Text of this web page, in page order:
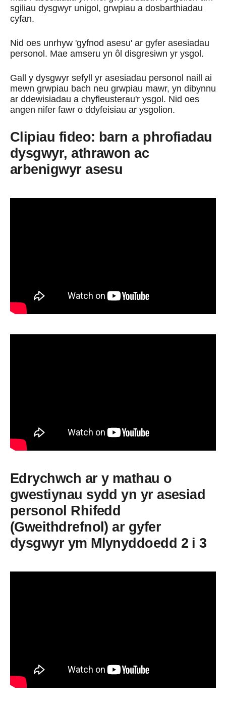
sgiliau dysgwyr unigol, grwpiau a dosbarthiadau
cyfan.
Nid oes unrhyw 'gyfnod asesu' ar gyfer asesiadau
personol. Mae amseru yn ôl disgresiwn yr ysgol.
Gall y dysgwyr sefyll yr asesiadau personol naill ai
mewn grwpiau bach neu grwpiau mawr, yn dibynnu
ar ddewisiadau a chyfleusterau'r ysgol. Nid oes
angen nifer fawr o ddyfeisiau ar ysgolion.
Clipiau fideo: barn a phrofiadau
dysgwyr, athrawon ac
arbenigwyr asesu
Edrychwch ar y mathau o
gwestiynau sydd yn yr asesiad
personol Rhifedd
(Gweithdrefnol) ar gyfer
dysgwyr ym Mlynyddoedd 2 i 3